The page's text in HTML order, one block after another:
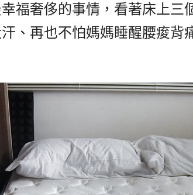
福奢侈的事情，看著床上三
、再也不怕媽媽睡醒腰痠背